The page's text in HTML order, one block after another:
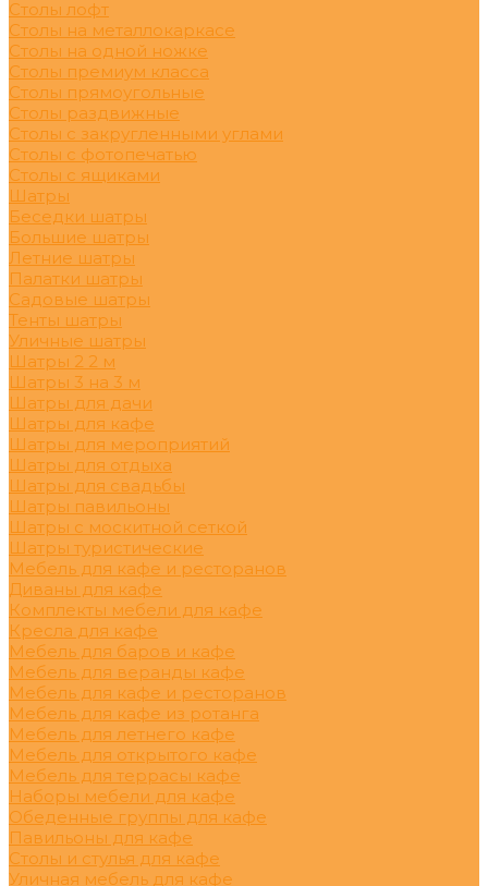
Столы лофт
Столы на металлокаркасе
Столы на одной ножке
Столы премиум класса
Столы прямоугольные
Столы раздвижные
Столы с закругленными углами
Столы с фотопечатью
Столы с ящиками
Шатры
Беседки шатры
Большие шатры
Летние шатры
Палатки шатры
Садовые шатры
Тенты шатры
Уличные шатры
Шатры 2 2 м
Шатры 3 на 3 м
Шатры для дачи
Шатры для кафе
Шатры для мероприятий
Шатры для отдыха
Шатры для свадьбы
Шатры павильоны
Шатры с москитной сеткой
Шатры туристические
Мебель для кафе и ресторанов
Диваны для кафе
Комплекты мебели для кафе
Кресла для кафе
Мебель для баров и кафе
Мебель для веранды кафе
Мебель для кафе и ресторанов
Мебель для кафе из ротанга
Мебель для летнего кафе
Мебель для открытого кафе
Мебель для террасы кафе
Наборы мебели для кафе
Обеденные группы для кафе
Павильоны для кафе
Столы и стулья для кафе
Уличная мебель для кафе